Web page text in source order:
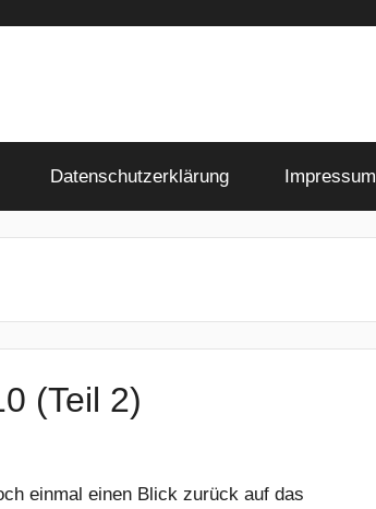
Datenschutzerklärung Impressum
(Teil 2)
einmal einen Blick zurück auf das